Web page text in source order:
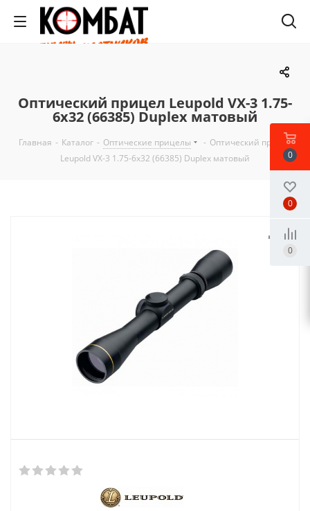
Оптический прицел Leupold VX-3 1.75-
6x32 (66385) Duplex матовый
Главная - Каталог - Оптические прицелы - Оптический прицел
Leupold VX-3 1.75-6x32 (66385) Duplex матовый
0
0
0